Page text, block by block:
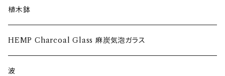
ショットグラス〜Shot Glass
ワイングラス~Wine Glass
フリーグラス〜FREEEE
植木鉢
HEMP Charcoal Glass 麻炭気泡ガラス
波